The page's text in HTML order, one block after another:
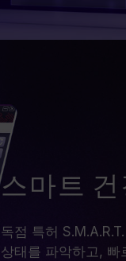
스마트 건
독점 특허
상태를 파악하고, 빠